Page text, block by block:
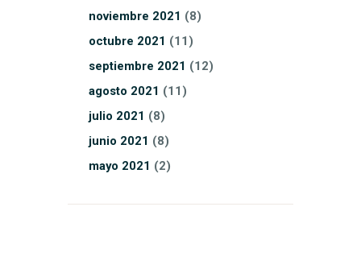
noviembre 2021 (8)
octubre 2021 (11)
septiembre 2021 (12)
agosto 2021 (11)
julio 2021 (8)
junio 2021 (8)
mayo 2021 (2)